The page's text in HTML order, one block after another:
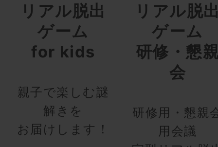
リアル脱出
ゲーム
for kids
親子で楽しむ謎
解きを
お届けします！
リアル脱
ゲーム
研修・懇
会
研修用・懇親
用会議